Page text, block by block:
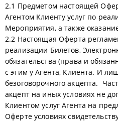
2.1 Предметом настоящей
Агентом Клиенту услуг по
Мероприятия, а также
2.2 Настоящая Оферта
реализации Билетов,
обязательства (права и
с этим у Агента, Клиента. И
безоговорочного акцепта.
акцепт на иных условиях не
Клиентом услуг Агента на
Оферте условиях